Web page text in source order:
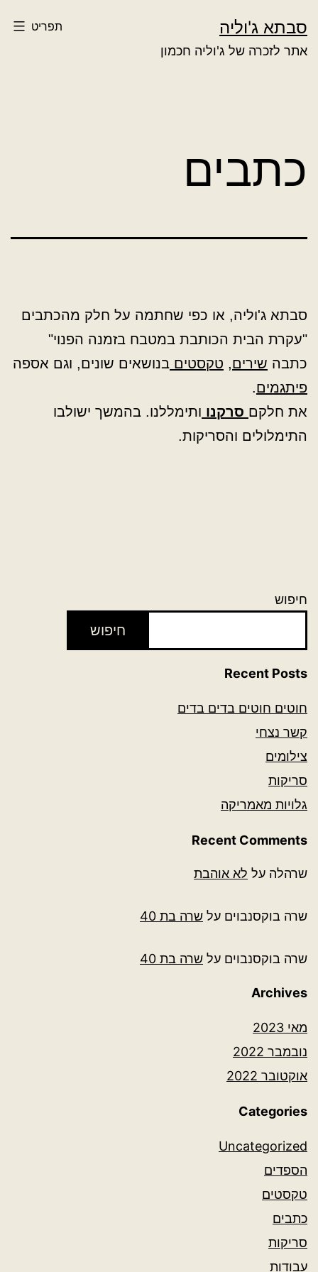
לתוכן
סבתא ג'וליה
אתר לזכרה של ג'וליה חכמון
תפריט
כתבים
סבתא ג'וליה, או כפי שחתמה על חלק מהכתבים
"עקרת הבית הכותבת במטבח בזמנה הפנוי"
כתבה שירים, טקסטים בנושאים שונים, וגם אספה
פיתגמים.
את חלקם סרקנו ותימללנו. בהמשך ישולבו
התימלולים והסריקות.
חיפוש
חיפוש
Recent Posts
חוטים חוטים בדים בדים
קשר נצחי
צילומים
סריקות
גלויות מאמריקה
Recent Comments
שרהלה על לא אוהבת
שרה בוקסנבוים על שרה בת 40
שרה בוקסנבוים על שרה בת 40
Archives
מאי 2023
נובמבר 2022
אוקטובר 2022
Categories
Uncategorized
הספדים
טקסטים
כתבים
סריקות
עבודות